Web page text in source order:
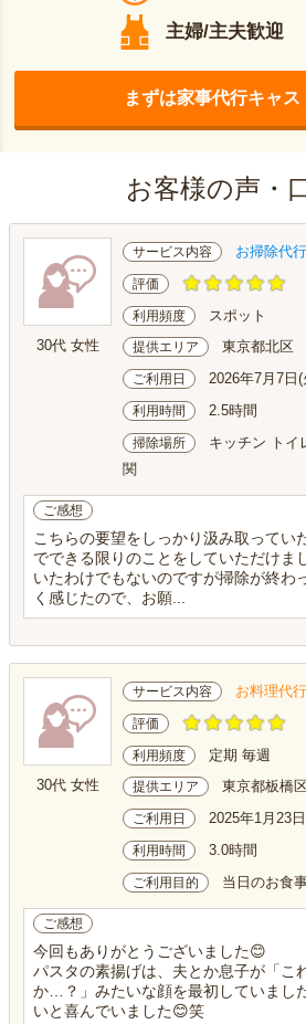
主婦/主夫歓迎
まずは家事代行キャス
お客様の声・
30代 女性
サービス内容 お掃除代行
評価
利用頻度 スポット
提供エリア 東京都北区
ご利用日 2026年7月7日(
利用時間 2.5時間
掃除場所
キッチン トイ
関
ご感想
こちらの要望をしっかり汲み取ってい
でできる限りのことをしていただけま
いたわけでもないのですが掃除が終わ
く感じたので、お願...
30代 女性
サービス内容 お料理代行
評価
利用頻度 定期 毎週
提供エリア 東京都板橋
ご利用日 2025年1月23
利用時間 3.0時間
ご利用目的 当日のお食
ご感想
今回もありがとうございました😊
パスタの素揚げは、夫とか息子が「
か…？」みたいな顔を最初していまし
いと喜んでいました😊笑